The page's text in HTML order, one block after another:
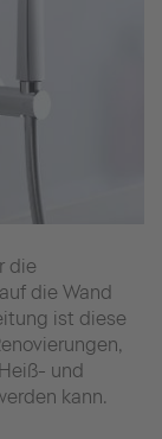
die
die Wand
ist diese
und
kann.